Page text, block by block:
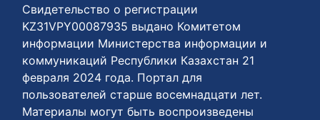
Свидетельство о регистрации
KZ31VPY00087935 выдано Комитетом
информации Министерства информации и
коммуникаций Республики Казахстан 21
февраля 2024 года. Портал для
пользователей старше восемнадцати лет.
Материалы могут быть воспроизведены